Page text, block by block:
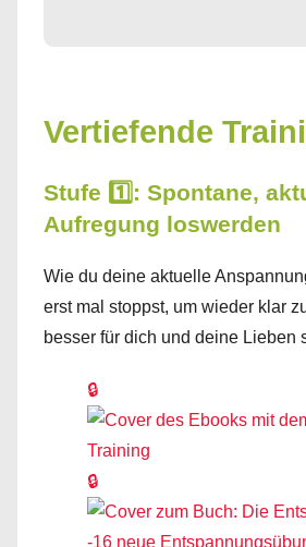
Vertiefende
Stufe 1️⃣: Spontane,
Aufregung loswerden
Wie du deine aktuelle
erst mal stoppst, um wieder klar
besser für dich und deine Lieben
🔒
🔒